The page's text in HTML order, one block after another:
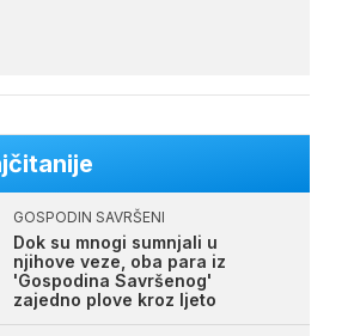
GOSPODIN SAVRŠENI
Dok su mnogi sumnjali u
njihove veze, oba para iz
'Gospodina Savršenog'
zajedno plove kroz ljeto